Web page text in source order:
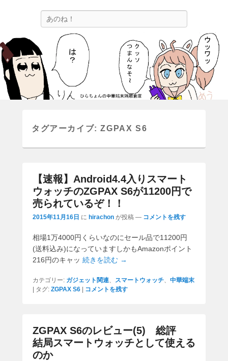
ひらちょんの中華端末隔離倉庫
ほたがページ上部にある検索バーを消してくれたサイトです。
タグアーカイブ:ZGPAX S6
【速報】Android4.4入りスマート
ウォッチのZGPAX S6が11200円で
売られているぞ！！
2015年11月16日 に hirachon が投稿 — コメントを残す
相場1万4000円くらいなのにセール品で11200円
(送料込み)になっていますしかもAmazonポイント
216円のキャッ 続きを読む →
カテゴリー: ガジェット関連、 スマートウォッチ、 中華端末
| タグ: ZGPAX S6 | コメントを残す
ZGPAX S6のレビュー(5) 総評
結局スマートウォッチとして使える
のか